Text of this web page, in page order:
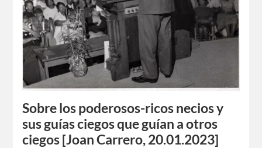
Sobre los poderosos-ricos necios y
sus guías ciegos que guían a otros
ciegos​ [Joan Carrero, 20.01.2023]